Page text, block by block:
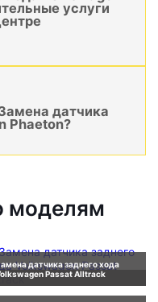
услуги
датчика
Phaeton?
моделям
датчика заднего хода
Passat Alltrack